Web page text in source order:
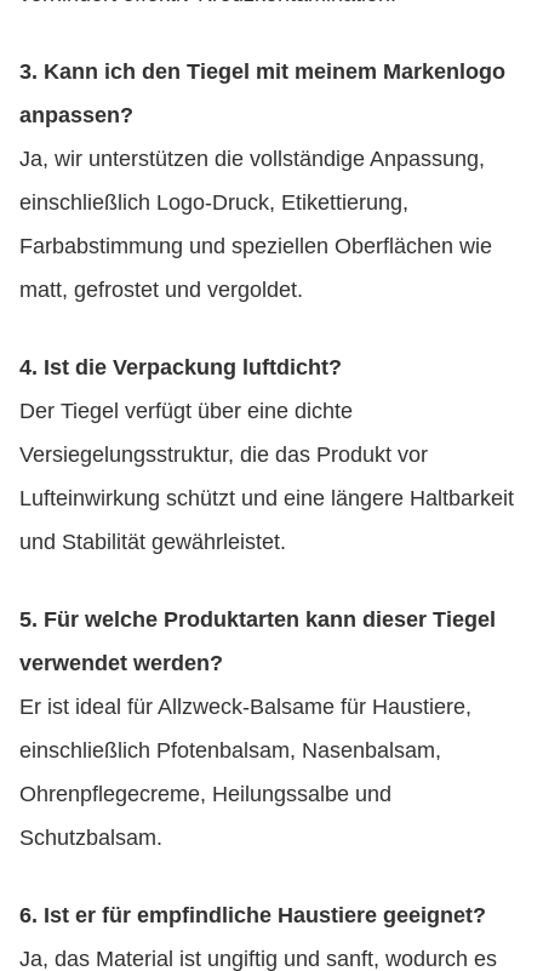
3. Kann ich den Tiegel mit meinem Markenlogo
anpassen?
Ja, wir unterstützen die vollständige Anpassung,
einschließlich Logo-Druck, Etikettierung,
Farbabstimmung und speziellen Oberflächen wie
matt, gefrostet und vergoldet.
4. Ist die Verpackung luftdicht?
Der Tiegel verfügt über eine dichte
Versiegelungsstruktur, die das Produkt vor
Lufteinwirkung schützt und eine längere Haltbarkeit
und Stabilität gewährleistet.
5. Für welche Produktarten kann dieser Tiegel
verwendet werden?
Er ist ideal für Allzweck-Balsame für Haustiere,
einschließlich Pfotenbalsam, Nasenbalsam,
Ohrenpflegecreme, Heilungssalbe und
Schutzbalsam.
6. Ist er für empfindliche Haustiere geeignet?
Ja, das Material ist ungiftig und sanft, wodurch es